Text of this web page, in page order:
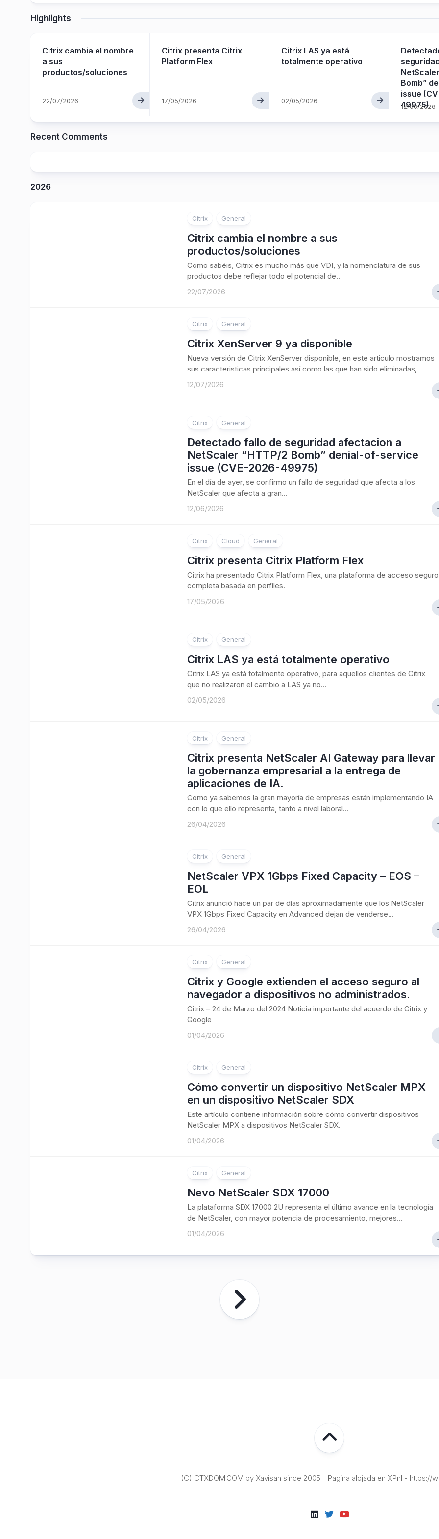
Highlights
Citrix cambia el nombre
a sus
productos/soluciones
22/07/2026
Citrix presenta Citrix
Platform Flex
17/05/2026
Citrix LAS ya está
totalmente operativo
02/05/2026
Bomb”
issue
49975)
12/06/2026
Recent Comments
2026
Citrix General
Citrix cambia el nombre a sus
productos/soluciones
Como sabéis, Citrix es mucho más que VDI, y la nomenclatura de sus
productos debe reflejar todo el potencial de...
22/07/2026
Citrix General
Citrix XenServer 9 ya disponible
Nueva versión de Citrix XenServer disponible, en este articulo mostramos
sus caracteristicas principales así como las que han sido eliminadas,...
12/07/2026
Citrix General
Detectado fallo de seguridad afectacion a
NetScaler “HTTP/2 Bomb” denial-of-service
issue (CVE-2026-49975)
En el día de ayer, se confirmo un fallo de seguridad que afecta a los
NetScaler que afecta a gran...
12/06/2026
Citrix Cloud General
Citrix presenta Citrix Platform Flex
Citrix ha presentado Citrix Platform Flex, una plataforma de acceso seguro
completa basada en perfiles.
17/05/2026
Citrix General
Citrix LAS ya está totalmente operativo
Citrix LAS ya está totalmente operativo, para aquellos clientes de Citrix
que no realizaron el cambio a LAS ya no...
02/05/2026
Citrix General
Citrix presenta NetScaler AI Gateway para llevar
la gobernanza empresarial a la entrega de
aplicaciones de IA.
Como ya sabemos la gran mayoría de empresas están implementando IA
con lo que ello representa, tanto a nivel laboral...
26/04/2026
Citrix General
NetScaler VPX 1Gbps Fixed Capacity – EOS –
EOL
Citrix anunció hace un par de días aproximadamente que los NetScaler
VPX 1Gbps Fixed Capacity en Advanced dejan de venderse...
26/04/2026
Citrix General
Citrix y Google extienden el acceso seguro al
navegador a dispositivos no administrados.
Citrix – 24 de Marzo del 2024 Noticia importante del acuerdo de Citrix y
Google
01/04/2026
Citrix General
Cómo convertir un dispositivo NetScaler MPX
en un dispositivo NetScaler SDX
Este artículo contiene información sobre cómo convertir dispositivos
NetScaler MPX a dispositivos NetScaler SDX.
01/04/2026
Citrix General
Nevo NetScaler SDX 17000
La plataforma SDX 17000 2U representa el último avance en la tecnología
de NetScaler, con mayor potencia de procesamiento, mejores...
01/04/2026
(C) CTXDOM.COM by Xavisan since 2005 - Pagina alojada en XPnI - https://